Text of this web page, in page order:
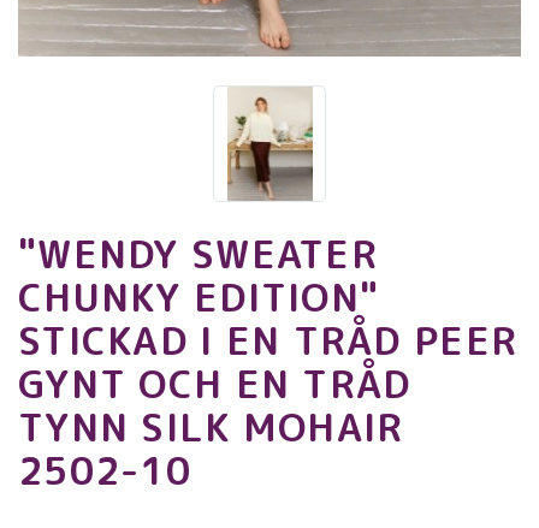
"WENDY SWEATER
CHUNKY EDITION"
STICKAD I EN TRÅD PEER
GYNT OCH EN TRÅD
TYNN SILK MOHAIR
2502-10